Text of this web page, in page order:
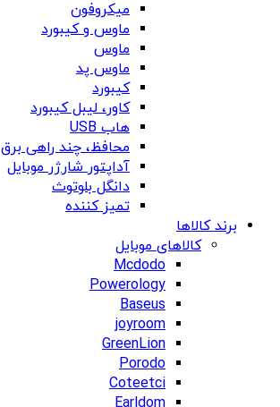
میکروفون
ماوس و کیبورد
ماوس
ماوس پد
کیبورد
کاور، لیبل کیبورد
هاب USB
محافظ، چند راهی برق
آداپتور شارژر موبایل
دانگل بلوتوث
تمیز کننده
برند کالاها
کالاهای موبایل
Mcdodo
Powerology
Baseus
joyroom
GreenLion
Porodo
Coteetci